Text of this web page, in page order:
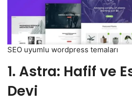
SEO uyumlu wordpress temaları
1. Astra: Hafif ve
Devi